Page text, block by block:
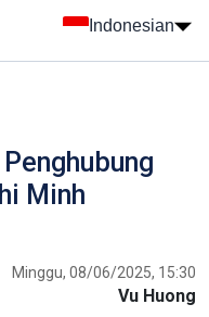
Indonesian
Minh
Minggu, 08/06/2025, 15:30
Vu Huong